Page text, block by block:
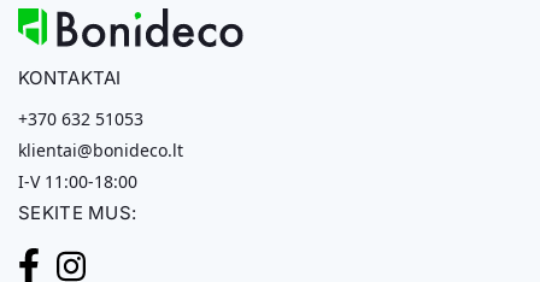
KONTAKTAI
+370 632 51053
klientai@bonideco.lt
I-V 11:00-18:00
SEKITE MUS: